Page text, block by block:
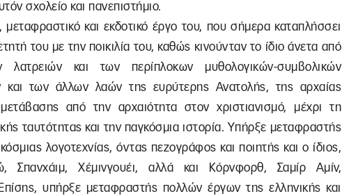
σχολείο και πανεπιστήμιο.
μεταφραστικό και εκδοτικό έργο του, που σήμερα καταπλήσσει
του με την ποικιλία του, καθώς κινούνταν το ίδιο άνετα από
και των περίπλοκων μυθολογικών-συμβολικών
των άλλων λαών της ευρύτερης Ανατολής, της αρχαίας
μετάβασης από την αρχαιότητα στον χριστιανισμό, μέχρι τη
ταυτότητας και την παγκόσμια ιστορία. Υπήρξε μεταφραστής
λογοτεχνίας, όντας πεζογράφος και ποιητής και ο ίδιος,
Σπανχάιμ, Χέμινγουέι, αλλά και Κόρνφορθ, Σαμίρ Αμίν,
υπήρξε μεταφραστής πολλών έργων της ελληνικής και